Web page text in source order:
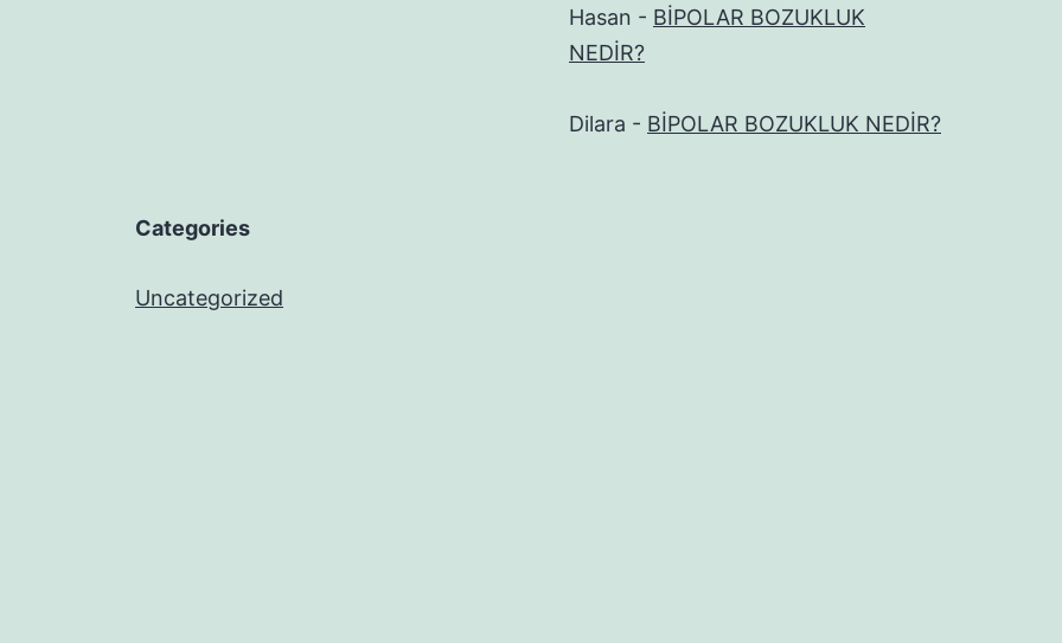
Hasan - BİPOLAR BOZUKLUK
NEDİR?
Dilara - BİPOLAR BOZUKLUK NEDİR?
Categories
Uncategorized